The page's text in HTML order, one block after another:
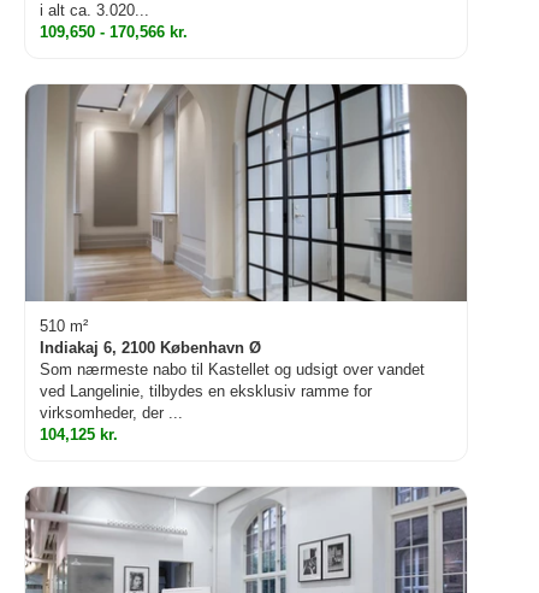
i alt ca. 3.020...
109,650 - 170,566 kr.
510 m²
Indiakaj 6, 2100 København Ø
Som nærmeste nabo til Kastellet og udsigt over vandet
ved Langelinie, tilbydes en eksklusiv ramme for
virksomheder, der ...
104,125 kr.